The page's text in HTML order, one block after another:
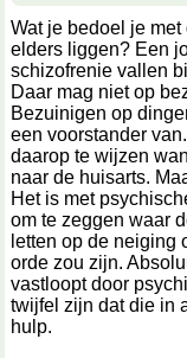
Wat je bedoel je
elders liggen? Een
schizofrenie vallen
Daar mag niet op
Bezuinigen op
een voorstander
daarop te wijzen
naar de huisarts.
Het is met
om te zeggen waar
letten op de neiging
orde zou zijn.
vastloopt door
twijfel zijn dat die in
hulp.